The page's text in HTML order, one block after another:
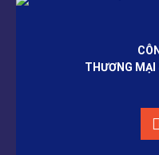
THƯƠNG MẠI